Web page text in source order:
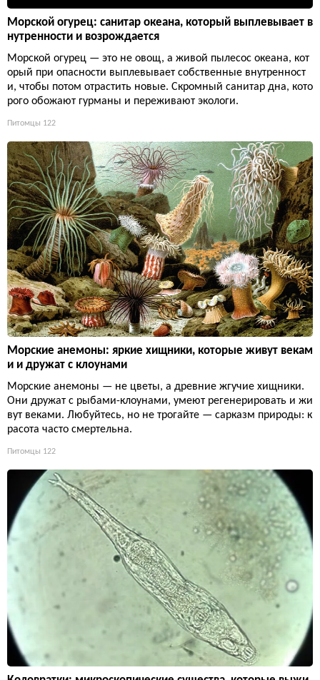
Морской огурец: санитар океана, который выплевывает в
нутренности и возрождается
Морской огурец — это не овощ, а живой пылесос океана, кот
орый при опасности выплевывает собственные внутренност
и, чтобы потом отрастить новые. Скромный санитар дна, кото
рого обожают гурманы и переживают экологи.
Питомцы 122
Морские анемоны: яркие хищники, которые живут векам
и и дружат с клоунами
Морские анемоны — не цветы, а древние жгучие хищники.
Они дружат с рыбами-клоунами, умеют регенерировать и жи
вут веками. Любуйтесь, но не трогайте — сарказм природы: к
расота часто смертельна.
Питомцы 122